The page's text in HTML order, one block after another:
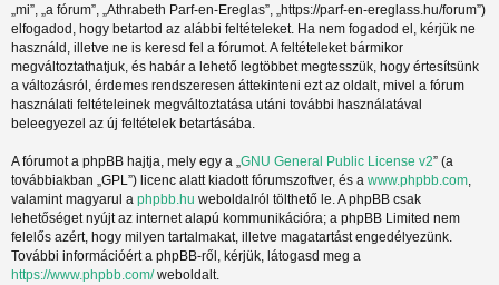
„mi”, „a fórum”, „Athrabeth Parf-en-Ereglas”, „https://parf-en-ereglass.hu/forum”)
elfogadod, hogy betartod az alábbi feltételeket. Ha nem fogadod el, kérjük ne
használd, illetve ne is keresd fel a fórumot. A feltételeket bármikor
megváltoztathatjuk, és habár a lehető legtöbbet megtesszük, hogy értesítsünk
a változásról, érdemes rendszeresen áttekinteni ezt az oldalt, mivel a fórum
használati feltételeinek megváltoztatása utáni további használatával
beleegyezel az új feltételek betartásába.
A fórumot a phpBB hajtja, mely egy a „ GNU General Public License v2” (a
továbbiakban „GPL”) licenc alatt kiadott fórumszoftver, és a www.phpbb.com
valamint magyarul a phpbb.hu weboldalról tölthető le. A phpBB csak
lehetőséget nyújt az internet alapú kommunikációra; a phpBB Limited nem
felelős azért, hogy milyen tartalmakat, illetve magatartást engedélyezünk.
További információért a phpBB-ről, kérjük, látogasd meg a
https://www.phpbb.com/weboldalt.